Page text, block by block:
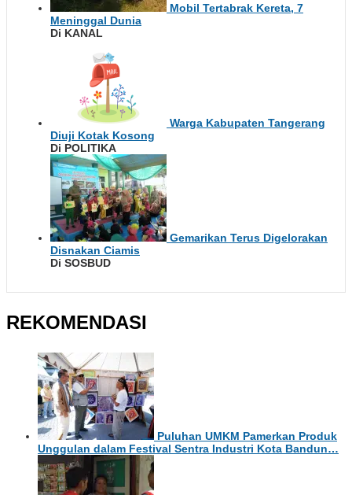
Mobil Tertabrak Kereta, 7
Meninggal Dunia
Di KANAL
Warga Kabupaten Tangerang
Diuji Kotak Kosong
Di POLITIKA
Gemarikan Terus Digelorakan
Disnakan Ciamis
Di SOSBUD
REKOMENDASI
Puluhan UMKM Pamerkan Produk
Unggulan dalam Festival Sentra Industri Kota Bandun…